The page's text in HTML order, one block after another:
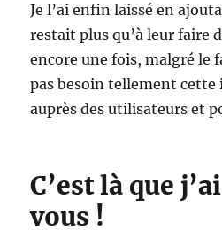
Je l’ai enfin laissé en
restait plus qu’à leur faire
encore une fois, malgré le
pas besoin tellement cette
auprès des utilisateurs et
C’est là que
vous !